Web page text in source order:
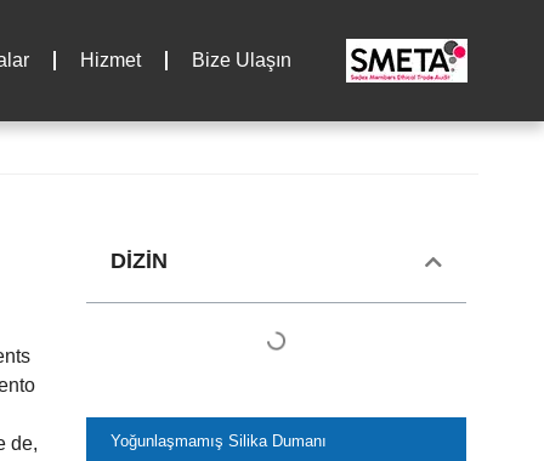
Hizmet Bize Ulaşın
de,
DIZIN
Yoğunlaşmamış Silika Dumanı